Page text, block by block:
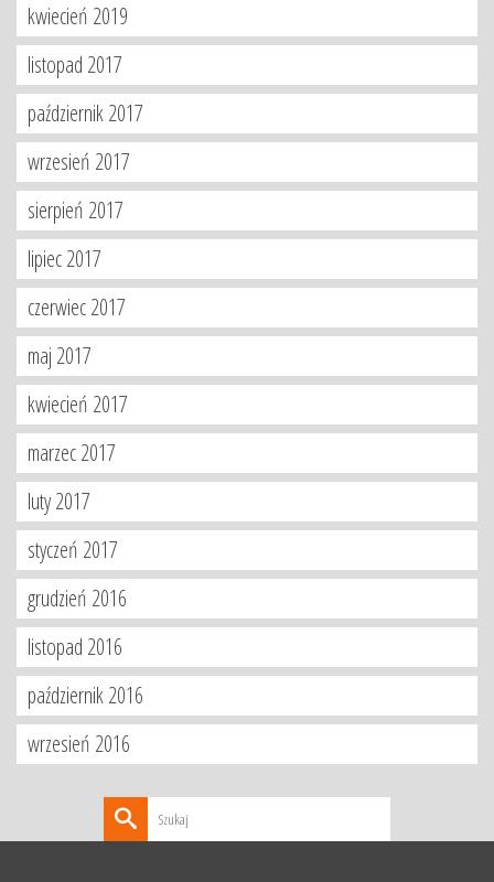
kwiecień 2019
listopad 2017
październik 2017
wrzesień 2017
sierpień 2017
lipiec 2017
czerwiec 2017
maj 2017
kwiecień 2017
marzec 2017
luty 2017
styczeń 2017
grudzień 2016
listopad 2016
październik 2016
wrzesień 2016